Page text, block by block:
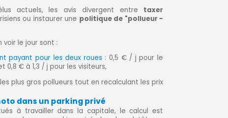
actuels, les avis divergent entre taxer
ou instaurer une politique de "pollueur -
voir le jour sont :
payant pour les deux roues : 0,5 € / j pour le
€ à 1,3 / j pour les visiteurs,
plus gros pollueurs tout en recalculant les prix
dans un parking privé
à travailler dans la capitale, le calcul est